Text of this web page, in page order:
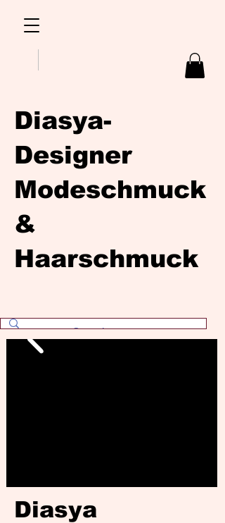
Diasya-
Designer
Modeschmuck
&
Haarschmuck
Diasya